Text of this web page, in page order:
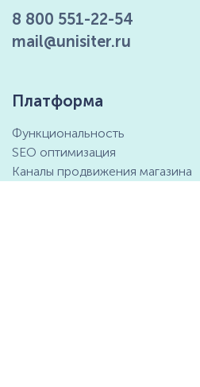
8 800 551-22-54
mail@unisiter.ru
Платформа
Функциональность
SEO оптимизация
Каналы продвижения магазина